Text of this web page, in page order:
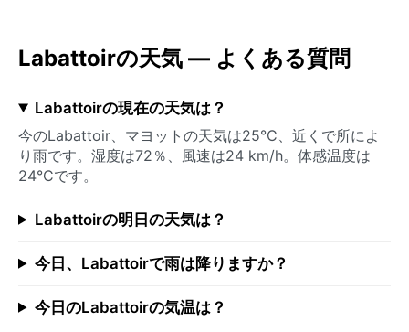
Labattoirの天気 — よくある質問
Labattoirの現在の天気は？
今のLabattoir、マヨットの天気は25°C、近くで所によ
り雨です。湿度は72％、風速は24 km/h。体感温度は
24°Cです。
Labattoirの明日の天気は？
今日、Labattoirで雨は降りますか？
今日のLabattoirの気温は？